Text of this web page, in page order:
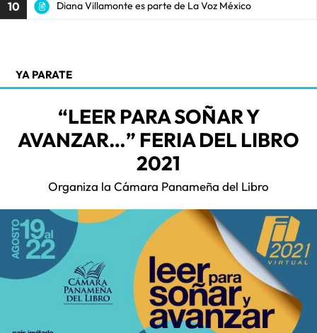
10 Diana Villamonte es parte de La Voz México
YA PARATE
“LEER PARA SOÑAR Y
AVANZAR…” FERIA DEL LIBRO
2021
Organiza la Cámara Panameña del Libro